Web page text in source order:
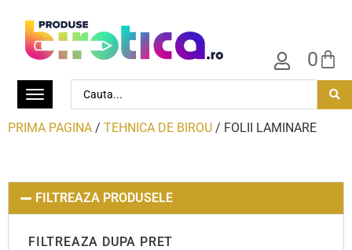
0
PRIMA PAGINA / TEHNICA DE BIROU / FOLII LAMINARE
FILTREAZA PRODUSELE
FILTREAZA DUPA PRET